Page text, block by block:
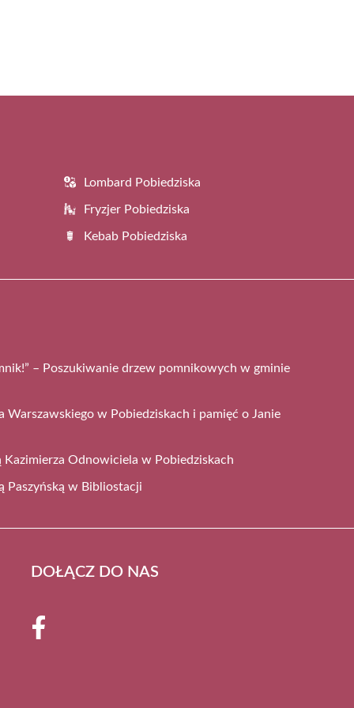
Lombard Pobiedziska
Fryzjer Pobiedziska
Kebab Pobiedziska
– Poszukiwanie drzew pomnikowych w gminie
Warszawskiego w Pobiedziskach i pamięć o Janie
Kazimierza Odnowiciela w Pobiedziskach
Paszyńską w Bibliostacji
DOŁĄCZ DO NAS